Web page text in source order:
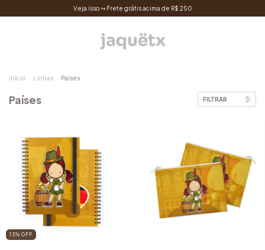
Veja isso ↪ Frete grátis acima de R$ 250
Início Linhas Países
Países FILTRAR
13% OFF